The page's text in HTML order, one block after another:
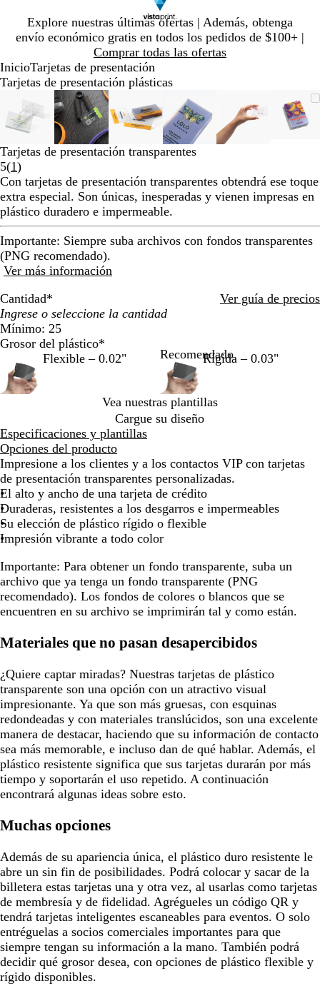
Explore nuestras últimas ofertas | Además, obtenga
envío económico gratis en todos los pedidos de $100+ |
Comprar todas las ofertas
Diapositiva
1
InicioTarjetas de presentación
Tarjetas de presentación plásticas
Imagen
ampliable
con
zoom
Ampliado
al
mínimo
clic
para
expandir
la
tecla
más
y
menos
(-)
acercar/alejar
con
zoom
y
las
teclas
de
las
flechas
para
arrastrar
Imagen
ampliable
con
zoom
Ampliado
al
mínimo
Haga
clic
para
expandir
Use
la
tecla
de
más
y
menos
(-)
acercar/alejar
con
zoom
las
teclas
de
las
flechas
arrastrar
ampliable
con
zoom
al
mínimo
clic
para
expandir
la
tecla
más
y
menos
(-)
acercar/alejar
las
teclas
flechas
arrastrar
Imagen
ampliable
con
zoom
Ampliado
al
mínimo
Haga
clic
para
expandir
Use
la
tecla
de
más
y
menos
acercar/alejar
las
flechas
para
arrastrar
ampliable
con
al
mínimo
clic
para
la
tecla
y
menos
acercar/alejar
las
las
flechas
con
al
clic
para
Use
la
tecla
y
las
Diapositiva
de
Tarjetas de presentación transparentes
5(1Leer
1
reseñas
)
Con tarjetas de presentación transparentes obtendrá ese toque
extra especial. Son únicas, inesperadas y vienen impresas en
plástico duradero e impermeable.
Importante: Siempre suba archivos con fondos transparentes
(PNG recomendado).
Ver más información
Cantidad* Ver guía de precios
Mínimo: 25
Grosor del plástico*
Flexible – 0.02"
RecomendadoRígida – 0.03"
Vea nuestras plantillas
Cargue su diseño
Especificaciones y plantillas
Opciones del producto
Impresione a los clientes y a los contactos VIP con tarjetas
de presentación transparentes personalizadas.
El alto y ancho de una tarjeta de crédito
Duraderas, resistentes a los desgarros e impermeables
Su elección de plástico rígido o flexible
Impresión vibrante a todo color
Importante: Para obtener un fondo transparente, suba un
archivo que ya tenga un fondo transparente (PNG
recomendado). Los fondos de colores o blancos que se
encuentren en su archivo se imprimirán tal y como están.
Materiales que no pasan desapercibidos
¿Quiere captar miradas? Nuestras tarjetas de plástico
transparente son una opción con un atractivo visual
impresionante. Ya que son más gruesas, con esquinas
redondeadas y con materiales translúcidos, son una excelente
manera de destacar, haciendo que su información de contacto
sea más memorable, e incluso dan de qué hablar. Además, el
plástico resistente significa que sus tarjetas durarán por más
tiempo y soportarán el uso repetido. A continuación
encontrará algunas ideas sobre esto.
Muchas opciones
Además de su apariencia única, el plástico duro resistente le
abre un sin fin de posibilidades. Podrá colocar y sacar de la
billetera estas tarjetas una y otra vez, al usarlas como tarjetas
de membresía y de fidelidad. Agrégueles un código QR y
tendrá tarjetas inteligentes escaneables para eventos. O solo
entréguelas a socios comerciales importantes para que
siempre tengan su información a la mano. También podrá
decidir qué grosor desea, con opciones de plástico flexible y
rígido disponibles.